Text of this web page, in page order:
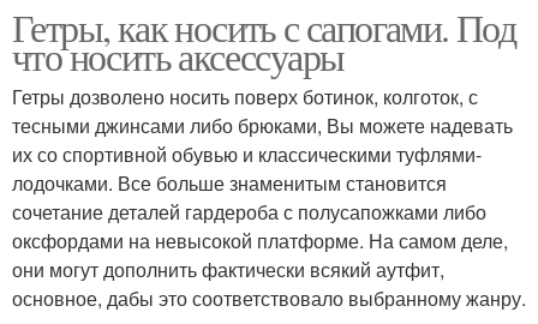
Гетры, как носить с сапогами. Под
что носить аксессуары
Гетры дозволено носить поверх ботинок, колготок, с
тесными джинсами либо брюками, Вы можете надевать
их со спортивной обувью и классическими туфлями-
лодочками. Все больше знаменитым становится
сочетание деталей гардероба с полусапожками либо
оксфордами на невысокой платформе. На самом деле,
они могут дополнить фактически всякий аутфит,
основное, дабы это соответствовало выбранному жанру.